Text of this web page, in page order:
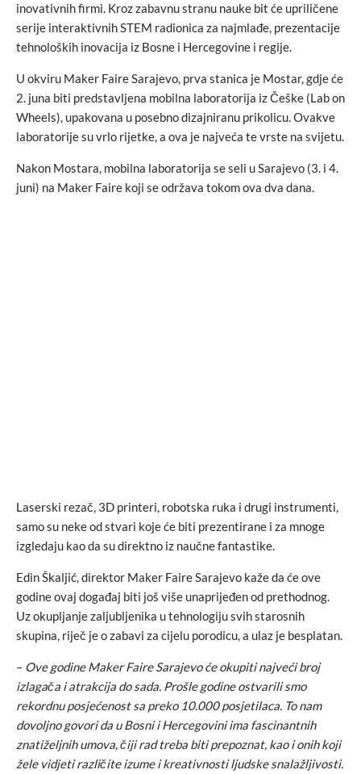
inovativnih firmi. Kroz zabavnu stranu nauke bit će upriličene
serije interaktivnih STEM radionica za najmlađe, prezentacije
tehnoloških inovacija iz Bosne i Hercegovine i regije.
U okviru Maker Faire Sarajevo, prva stanica je Mostar, gdje će
2. juna biti predstavljena mobilna laboratorija iz Češke (Lab on
Wheels), upakovana u posebno dizajniranu prikolicu. Ovakve
laboratorije su vrlo rijetke, a ova je najveća te vrste na svijetu.
Nakon Mostara, mobilna laboratorija se seli u Sarajevo (3. i 4.
juni) na Maker Faire koji se održava tokom ova dva dana.
Laserski rezač, 3D printeri, robotska ruka i drugi instrumenti,
samo su neke od stvari koje će biti prezentirane i za mnoge
izgledaju kao da su direktno iz naučne fantastike.
Edin Škaljić, direktor Maker Faire Sarajevo kaže da će ove
godine ovaj događaj biti još više unaprijeđen od prethodnog.
Uz okupljanje zaljubljenika u tehnologiju svih starosnih
skupina, riječ je o zabavi za cijelu porodicu, a ulaz je besplatan.
– Ove godine Maker Faire Sarajevo će okupiti najveći broj
izlagača i atrakcija do sada. Prošle godine ostvarili smo
rekordnu posjećenost sa preko 10.000 posjetilaca. To nam
dovoljno govori da u Bosni i Hercegovini ima fascinantnih
znatiželjnih umova, čiji rad treba biti prepoznat, kao i onih koji
žele vidjeti različite izume i kreativnosti ljudske snalažljivosti.